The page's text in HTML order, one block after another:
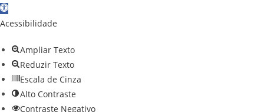
Abrir a barra de ferramentas
Acessibilidade
Ampliar Texto
Reduzir Texto
Escala de Cinza
Alto Contraste
Contraste Negativo